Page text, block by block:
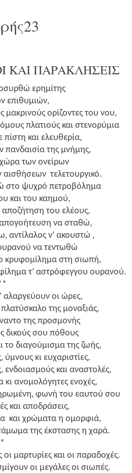
ΚΑΙΠΑΡΑΚΛΗΣΕΙΣ
ερη­μί­της
επι­θυ­μιών,
μακρι­νούς ορί­ζο­ντες του νου,
πλα­τιούς και στε­νο­ρύ­μια
και ελευ­θε­ρία,
παν­δαι­σία της μνή­μης,
των ονεί­ρων
αισθή­σε­ων τελε­τουρ­γι­κό.
στο ψυχρό πετρο­βό­λη­μα
και του καη­μού,
του ελέ­ους,
απο­γο­ή­τευ­ση να στα­θώ,
αντί­λα­λος ν’ ακου­στώ ‚
να τεντω­θώ
κρυ­φο­μί­λη­μα στη σιω­πή,
τ’ αστρό­φεγ­γου ουρα­νού.
αλαρ­γεύ­ουν οι ώρες,
της μονα­ξιάς,
της προ­σμο­νής
δικούς σου πόθους
το δια­γού­μι­σμα της ζωής,
κι ευχα­ρι­στί­ες,
ενδοια­σμούς και ανα­στο­λές,
κι ανο­μο­λό­γη­τες ενο­χές,
φωνή του εαυ­τού σου
και απο­δρά­σεις,
και χρώ­μα­τα η ομορ­φιά,
της έκστα­σης η χαρά.
οι μαρ­τυ­ρί­ες και οι παρα­δο­χές.
οι μεγά­λες οι σιω­πές.